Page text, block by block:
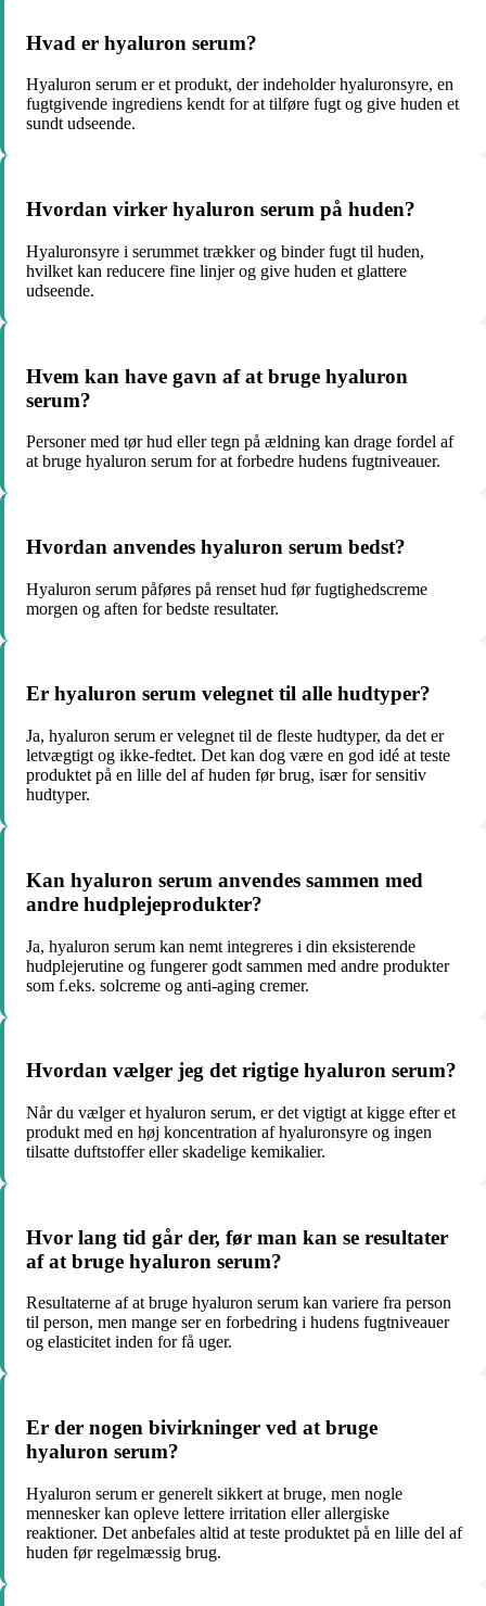
Hvad er hyaluron serum?
Hyaluron serum er et produkt, der indeholder hyaluronsyre, en
fugtgivende ingrediens kendt for at tilføre fugt og give huden et
sundt udseende.
Hvordan virker hyaluron serum på huden?
Hyaluronsyre i serummet trækker og binder fugt til huden,
hvilket kan reducere fine linjer og give huden et glattere
udseende.
Hvem kan have gavn af at bruge hyaluron
serum?
Personer med tør hud eller tegn på ældning kan drage fordel af
at bruge hyaluron serum for at forbedre hudens fugtniveauer.
Hvordan anvendes hyaluron serum bedst?
Hyaluron serum påføres på renset hud før fugtighedscreme
morgen og aften for bedste resultater.
Er hyaluron serum velegnet til alle hudtyper?
Ja, hyaluron serum er velegnet til de fleste hudtyper, da det er
letvægtigt og ikke-fedtet. Det kan dog være en god idé at teste
produktet på en lille del af huden før brug, især for sensitiv
hudtyper.
Kan hyaluron serum anvendes sammen med
andre hudplejeprodukter?
Ja, hyaluron serum kan nemt integreres i din eksisterende
hudplejerutine og fungerer godt sammen med andre produkter
som f.eks. solcreme og anti-aging cremer.
Hvordan vælger jeg det rigtige hyaluron serum?
Når du vælger et hyaluron serum, er det vigtigt at kigge efter et
produkt med en høj koncentration af hyaluronsyre og ingen
tilsatte duftstoffer eller skadelige kemikalier.
Hvor lang tid går der, før man kan se resultater
af at bruge hyaluron serum?
Resultaterne af at bruge hyaluron serum kan variere fra person
til person, men mange ser en forbedring i hudens fugtniveauer
og elasticitet inden for få uger.
Er der nogen bivirkninger ved at bruge
hyaluron serum?
Hyaluron serum er generelt sikkert at bruge, men nogle
mennesker kan opleve lettere irritation eller allergiske
reaktioner. Det anbefales altid at teste produktet på en lille del af
huden før regelmæssig brug.